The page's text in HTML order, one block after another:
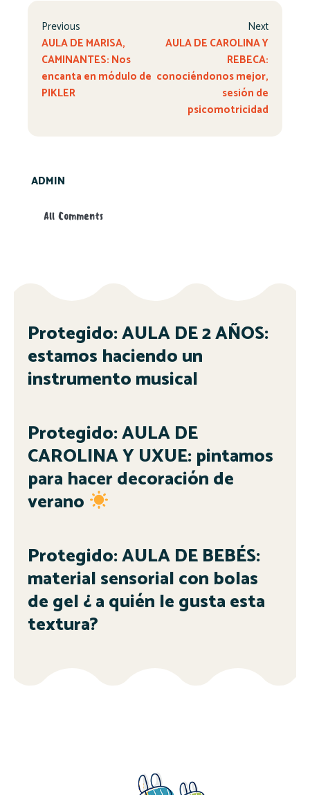
Previous
AULA DE MARISA,
CAMINANTES: Nos
encanta en módulo de
PIKLER
Next
AULA DE CAROLINA Y
REBECA:
conociéndonos mejor,
sesión de
psicomotricidad
ADMIN
All Comments
Protegido: AULA DE 2 AÑOS:
estamos haciendo un
instrumento musical
Protegido: AULA DE
CAROLINA Y UXUE: pintamos
para hacer decoración de
verano
Protegido: AULA DE BEBÉS:
material sensorial con bolas
de gel ¿ a quién le gusta esta
textura?